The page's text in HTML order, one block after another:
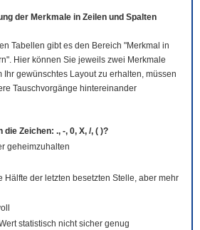
der Merkmale in Zeilen und Spalten
Tabellen gibt es den Bereich "Merkmal in
Hier können Sie jeweils zwei Merkmale
Ihr gewünschtes Layout zu erhalten, müssen
Tauschvorgänge hintereinander
Zeichen: ., -, 0, X, /, ( )?
geheimzuhalten
Hälfte der letzten besetzten Stelle, aber mehr
statistisch nicht sicher genug